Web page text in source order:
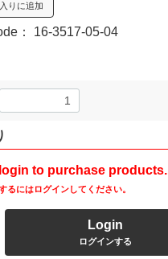
りに追加
： 16-3517-05-04
to purchase products.
るにはログインしてください。
Login
ログインする